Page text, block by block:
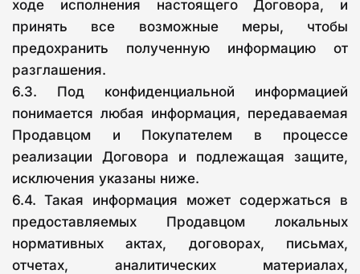
ходе исполнения настоящего Договора, и
принять все возможные меры, чтобы
предохранить полученную информацию от
разглашения.
6.3. Под конфиденциальной информацией
понимается любая информация, передаваемая
Продавцом и Покупателем в процессе
реализации Договора и подлежащая защите,
исключения указаны ниже.
6.4. Такая информация может содержаться в
предоставляемых Продавцом локальных
нормативных актах, договорах, письмах,
отчетах, аналитических материалах,